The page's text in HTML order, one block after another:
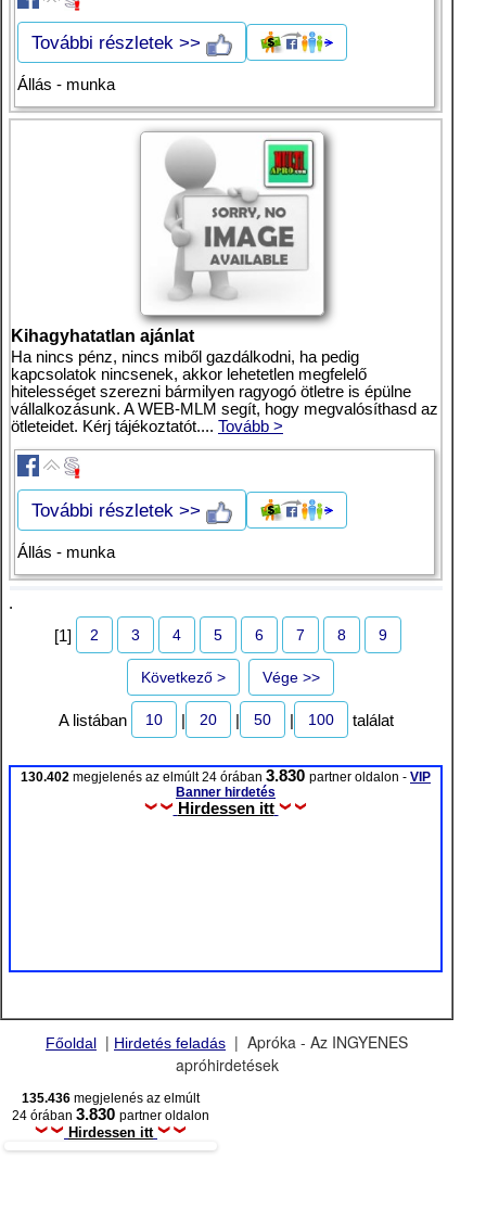
További részletek >>
Állás - munka
Kihagyhatatlan ajánlat
Ha nincs pénz, nincs miből gazdálkodni, ha pedig
kapcsolatok nincsenek, akkor lehetetlen megfelelő
hitelességet szerezni bármilyen ragyogó ötletre is épülne
vállalkozásunk. A WEB-MLM segít, hogy megvalósíthasd az
ötleteidet. Kérj tájékoztatót.... Tovább >
További részletek >>
Állás - munka
.
[1]
2 3 4 5 6 7 8 9
Következő > Vége >>
A listában 10 20 50 100 találat
130.402 megjelenés az elmúlt 24 órában 3.830 partner oldalon - VIP
Banner hirdetés
Hirdessen itt
Főoldal | Hirdetés feladás | Apróka - Az INGYENES
apróhirdetések
135.436 megjelenés az elmúlt
24 órában 3.830 partner oldalon
Hirdessen itt